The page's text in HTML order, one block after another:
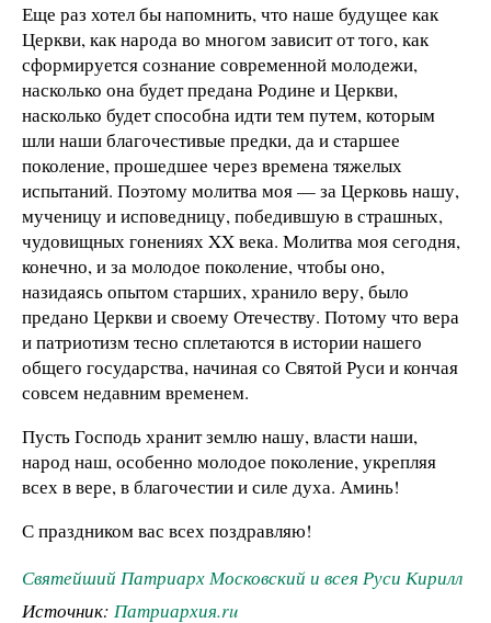
Еще раз хотел бы напомнить, что наше будущее как
Церкви, как народа во многом зависит от того, как
сформируется сознание современной молодежи,
насколько она будет предана Родине и Церкви,
насколько будет способна идти тем путем, которым
шли наши благочестивые предки, да и старшее
поколение, прошедшее через времена тяжелых
испытаний. Поэтому молитва моя — за Церковь нашу,
мученицу и исповедницу, победившую в страшных,
чудовищных гонениях XX века. Молитва моя сегодня,
конечно, и за молодое поколение, чтобы оно,
назидаясь опытом старших, хранило веру, было
предано Церкви и своему Отечеству. Потому что вера
и патриотизм тесно сплетаются в истории нашего
общего государства, начиная со Святой Руси и кончая
совсем недавним временем.
Пусть Господь хранит землю нашу, власти наши,
народ наш, особенно молодое поколение, укрепляя
всех в вере, в благочестии и силе духа. Аминь!
С праздником вас всех поздравляю!
Святейший Патриарх Московский и всея Руси Кирилл
Источник: Патриархия.ru